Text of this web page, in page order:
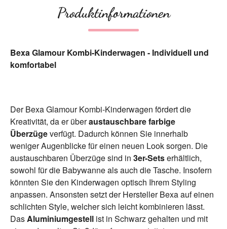
Produktinformationen
Bexa Glamour Kombi-Kinderwagen - Individuell und
komfortabel
Der Bexa Glamour Kombi-Kinderwagen fördert die
Kreativität, da er überaustauschbare farbige
Überzügeverfügt. Dadurch können Sie innerhalb
weniger Augenblicke für einen neuen Look sorgen. Die
austauschbaren Überzüge sind in 3er-Setserhältlich,
sowohl für die Babywanne als auch die Tasche. Insofern
könnten Sie den Kinderwagen optisch Ihrem Styling
anpassen. Ansonsten setzt der Hersteller Bexa auf einen
schlichten Style, welcher sich leicht kombinieren lässt.
DasAluminiumgestell ist in Schwarz gehalten und mit